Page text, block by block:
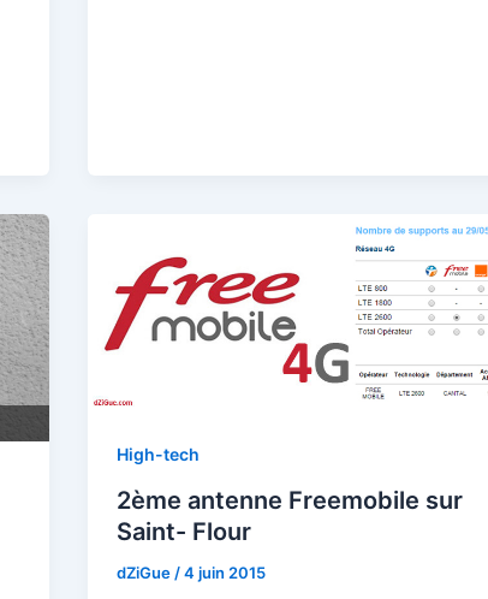
High-tech
2ème antenne Freemobile sur
Saint- Flour
dZiGue /4 juin 2015